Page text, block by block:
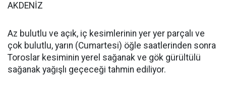
AKDENİZ
Az bulutlu ve açık, iç kesimlerinin yer yer parçalı ve
çok bulutlu, yarın (Cumartesi) öğle saatlerinden sonra
Toroslar kesiminin yerel sağanak ve gök gürültülü
sağanak yağışlı geçeceği tahmin ediliyor.